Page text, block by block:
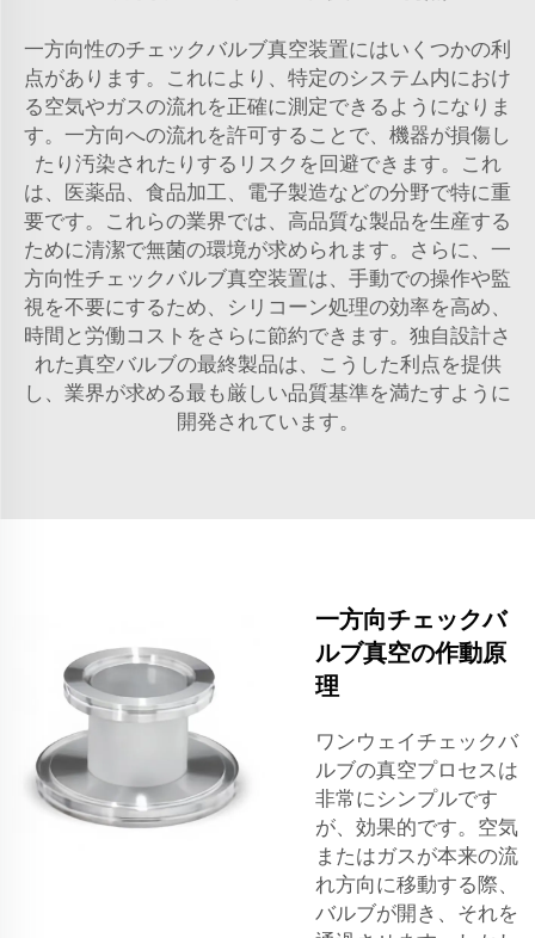
一方向性のチェックバルブ真空装置にはいくつかの利
点があります。これにより、特定のシステム内におけ
る空気やガスの流れを正確に測定できるようになりま
す。一方向への流れを許可することで、機器が損傷し
たり汚染されたりするリスクを回避できます。これ
は、医薬品、食品加工、電子製造などの分野で特に重
要です。これらの業界では、高品質な製品を生産する
ために清潔で無菌の環境が求められます。さらに、一
方向性チェックバルブ真空装置は、手動での操作や監
視を不要にするため、シリコーン処理の効率を高め、
時間と労働コストをさらに節約できます。独自設計さ
れた真空バルブの最終製品は、こうした利点を提供
し、業界が求める最も厳しい品質基準を満たすように
開発されています。
一方向チェックバ
ルブ真空の作動原
理
ワンウェイチェックバ
ルブの真空プロセスは
非常にシンプルです
が、効果的です。空気
またはガスが本来の流
れ方向に移動する際、
バルブが開き、それを